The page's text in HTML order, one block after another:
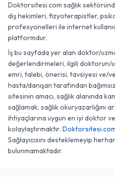
Doktorsitesi.com sağlık
diş hekimleri, fizyoterapistler,
profesyonelleri ile internet
platformdur.
İş bu sayfada yer alan doktor/
değerlendirmeleri, ilgili doktorun/
emri, talebi, önerisi, tavsiyesi ve/
hasta/danışan tarafından
sitesinin amacı, sağlık alanında
sağlamak, sağlık okuryazarlığını
ihtiyaçlarına uygun en iyi doktor
kolaylaştırmaktır.
Sağlayıcısını desteklemeyip
bulunmamaktadır.